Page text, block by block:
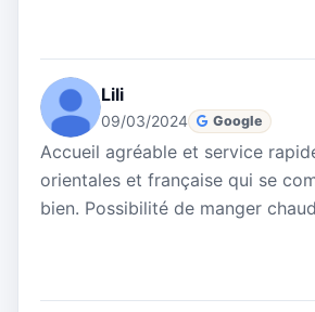
Lili
09/03/2024 Google
Accueil agréable et service
orientales et française qui se
bien. Possibilité de manger